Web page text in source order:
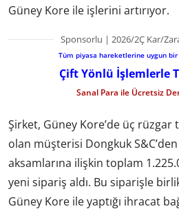
Güney Kore ile işlerini artırıyor.
Sponsorlu | 2026/2Ç Kar/
Tüm piyasa hareketlerine uygun bir
Çift Yönlü İşlemlerle
Sanal Para ile Ücretsiz
Şirket, Güney Kore’de üç rüzgar
olan müşterisi Dongkuk
aksamlarına ilişkin toplam
yeni sipariş aldı. Bu siparişle
Güney Kore ile yaptığı ihracat